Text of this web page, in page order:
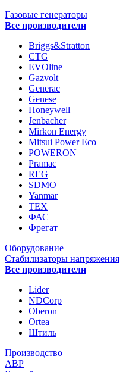
Газовые генераторы
Все производители
Briggs&Stratton
CTG
EVOline
Gazvolt
Generac
Genese
Honeywell
Jenbacher
Mirkon Energy
Mitsui Power Eco
POWERON
Pramac
REG
SDMO
Yanmar
ТЕХ
ФАС
Фрегат
Оборудование
Стабилизаторы напряжения
Все производители
Lider
NDCorp
Oberon
Ortea
Штиль
Производство
АВР